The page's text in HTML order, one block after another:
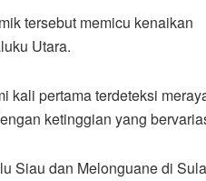
tersebut memicu kenaikan
Utara.
kali pertama terdeteksi
ketinggian yang
Siau dan Melonguane di